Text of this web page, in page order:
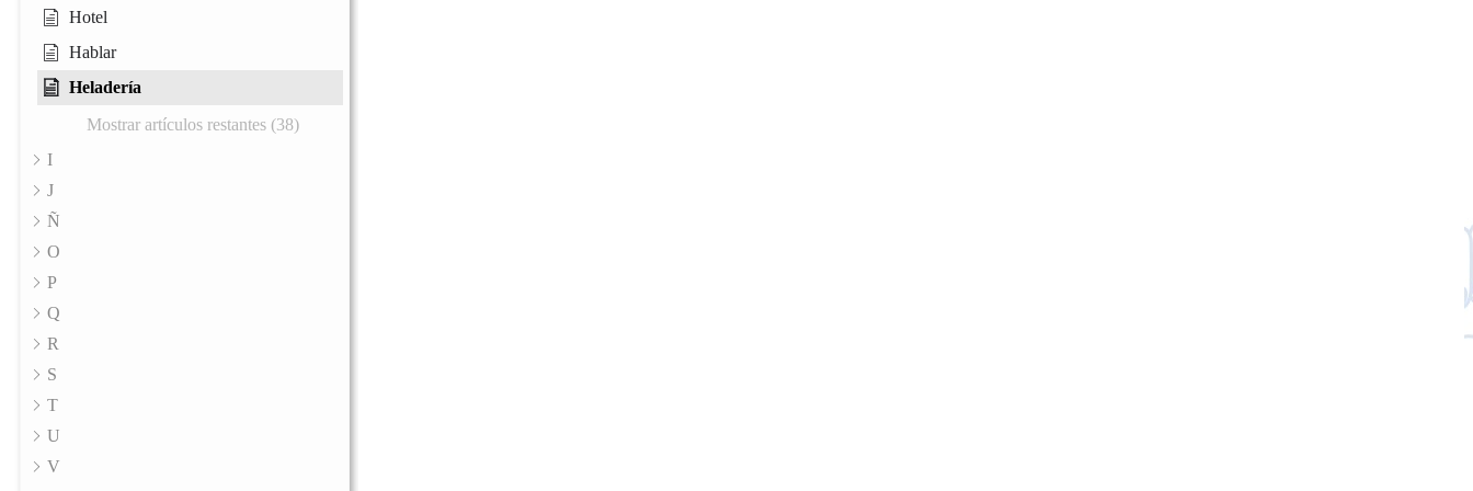
Hotel
Hablar
Heladería
Mostrar artículos restantes (38)
I
J
Ñ
O
P
Q
R
S
T
U
V